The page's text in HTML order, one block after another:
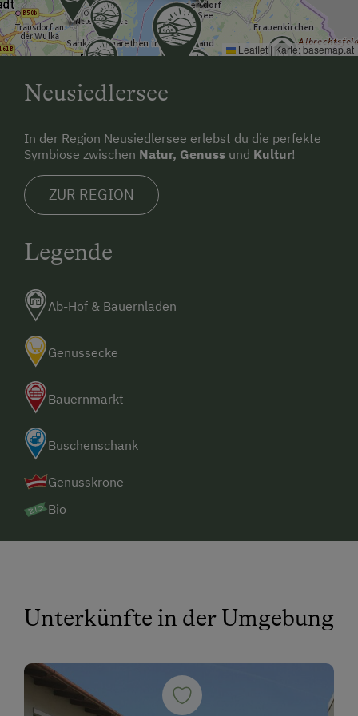
Leaflet | Karte:basemap.at
Neusiedlersee
In der Region Neusiedlersee erlebst du die perfekte
Symbiose zwischen Natur, Genuss und Kultur!
ZUR REGION
Legende
Ab-Hof & Bauernladen
Genussecke
Bauernmarkt
Buschenschank
Genusskrone
Bio
Unterkünfte in der Umgebung